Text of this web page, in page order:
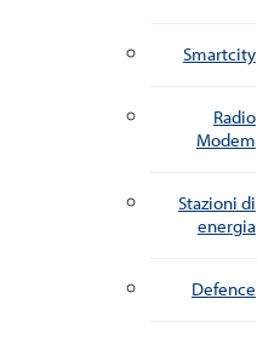
Smartcity
Radio
Modem
Stazioni di
energia
Defence